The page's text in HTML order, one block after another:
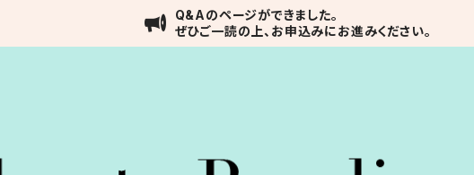
Q&Aのページができました。
ぜひご一読の上、お申込みにお進みください。